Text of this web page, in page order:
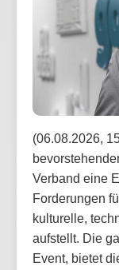
(06.08.2026,
Verband eine
Forderungen
kulturelle,
aufstellt. Die
Event, bietet